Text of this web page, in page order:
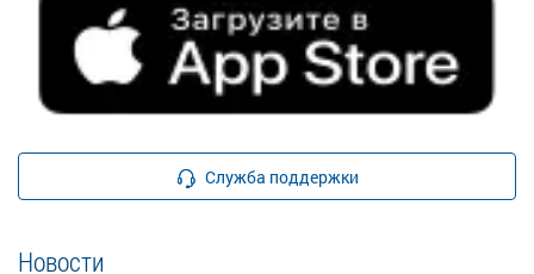
Служба поддержки
Новости